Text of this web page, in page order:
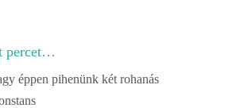
percet…
éppen pihenünk két rohanás